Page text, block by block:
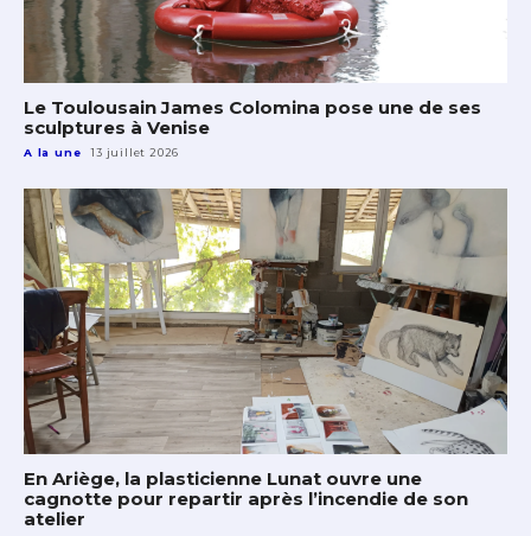
Le Toulousain James Colomina pose une de ses
sculptures à Venise
A la une 13 juillet 2026
En Ariège, la plasticienne Lunat ouvre une
cagnotte pour repartir après l’incendie de son
atelier